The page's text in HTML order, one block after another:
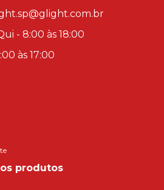
- 8:00 às 18:00
às 17:00
produtos